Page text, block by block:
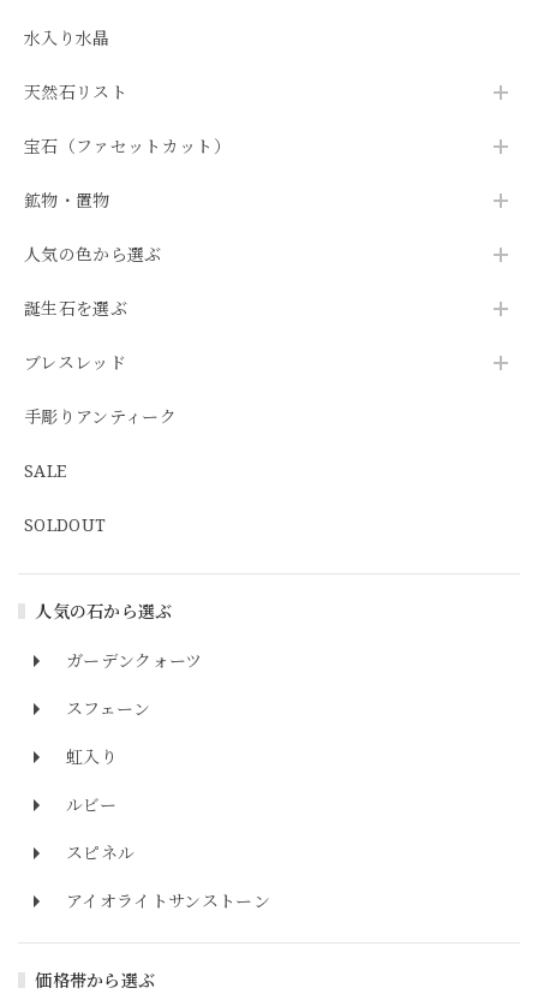
水入り水晶
天然石リスト
宝石（ファセットカット）
鉱物・置物
人気の色から選ぶ
誕生石を選ぶ
ブレスレッド
手彫りアンティーク
SALE
SOLDOUT
人気の石から選ぶ
ガーデンクォーツ
スフェーン
虹入り
ルビー
スピネル
アイオライトサンストーン
価格帯から選ぶ